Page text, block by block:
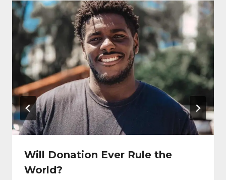
Will Donation Ever Rule the
World?